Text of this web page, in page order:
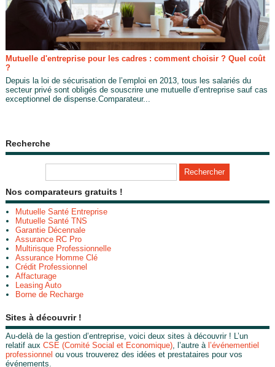
Mutuelle d'entreprise pour les cadres : comment choisir ? Quel coût
?
Depuis la loi de sécurisation de l’emploi en 2013, tous les salariés du
secteur privé sont obligés de souscrire une mutuelle d’entreprise sauf cas
exceptionnel de dispense.Comparateur...
Recherche
Nos comparateurs gratuits !
Mutuelle Santé Entreprise
Mutuelle Santé TNS
Garantie Décennale
Assurance RC Pro
Multirisque Professionnelle
Assurance Homme Clé
Crédit Professionnel
Affacturage
Leasing Auto
Borne de Recharge
Sites à découvrir !
Au-delà de la gestion d’entreprise, voici deux sites à découvrir ! L’un
relatif aux CSE (Comité Social et Economique), l’autre à l’événementiel
professionnel ou vous trouverez des idées et prestataires pour vos
événements.